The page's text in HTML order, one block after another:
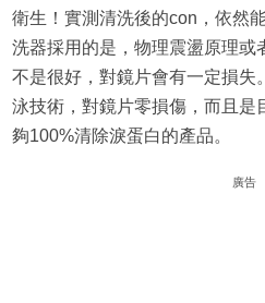
衛生！實測清洗後的con，依然
洗器採用的是，物理震盪原理或
不是很好，對鏡片會有一定損失
泳技術，對鏡片零損傷，而且是
夠100%清除淚蛋白的產品。
廣告